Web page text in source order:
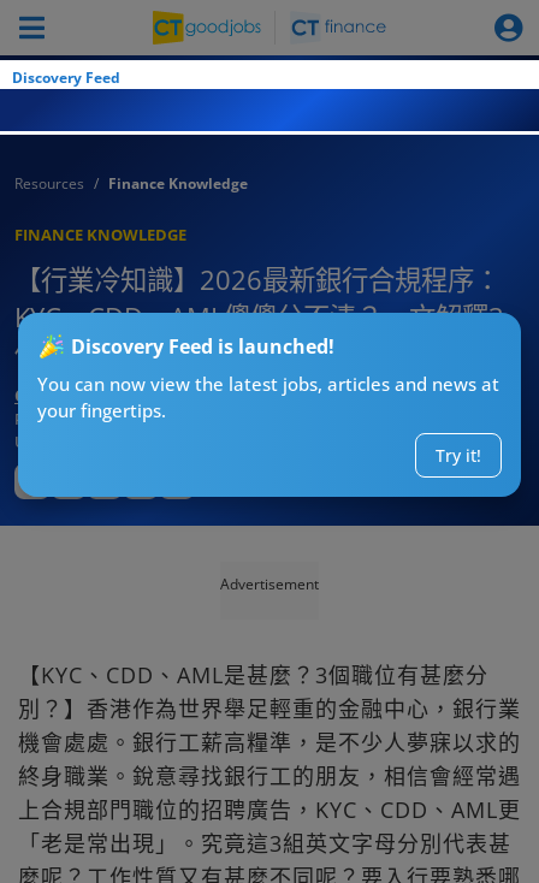
Discovery Feed
Discovery Feed is launched!
You can now view the latest jobs, articles and news at
your fingertips.
Try it!
Resources Finance Knowledge
FINANCE KNOWLEDGE
【行業冷知識】2026最新銀行合規程序：
KYC、CDD、AML傻傻分不清？一文解釋3
個合規職位分別及面試技巧
CT求職戰略師
Published:2026-04-24 09:37
Updated:
Advertisement
【KYC、CDD、AML是甚麼？3個職位有甚麼分
別？】香港作為世界舉足輕重的金融中心，銀行業
機會處處。銀行工薪高糧準，是不少人夢寐以求的
終身職業。銳意尋找銀行工的朋友，相信會經常遇
上合規部門職位的招聘廣告，KYC、CDD、AML更
「老是常出現」。究竟這3組英文字母分別代表甚
麼呢？工作性質又有甚麼不同呢？要入行要熟悉哪